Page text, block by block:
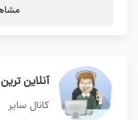
آنلاین
کانال سایر